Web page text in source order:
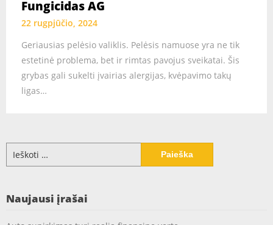
Fungicidas AG
22 rugpjūčio, 2024
Geriausias pelėsio valiklis. Pelėsis namuose yra ne tik
estetinė problema, bet ir rimtas pavojus sveikatai. Šis
grybas gali sukelti įvairias alergijas, kvėpavimo takų
ligas…
Ieškoti:
Naujausi įrašai